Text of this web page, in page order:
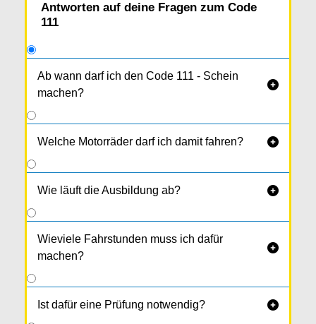
Antworten auf deine Fragen zum Code
111
Ab wann darf ich den Code 111 - Schein
machen?

Sobald du den B - Schein länger als 5 Jahre
durchgehend besitzt, steht der Ausbildung nix
Welche Motorräder darf ich damit fahren? 
Wie läuft die Ausbildung ab? 
Wieviele Fahrstunden muss ich dafür
machen?

Ist dafür eine Prüfung notwendig? 